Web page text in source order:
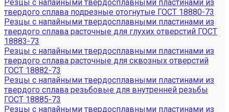
Резцы с напайными твердосплавными пластинами из
твердого сплава подрезные отогнутые ГОСТ 18880-73
Резцы с напайными твердосплавными пластинами из
твердого сплава расточные для глухих отверстий ГОСТ
18883-73
Резцы с напайными твердосплавными пластинами из
твердого сплава расточные для сквозных отверстий
ГОСТ 18882-73
Резцы с напайными твердосплавными пластинами из
твердого сплава резьбовые для внутренней резьбы
ГОСТ 18885-73
Резцы с напайными твердосплавными пластинами из